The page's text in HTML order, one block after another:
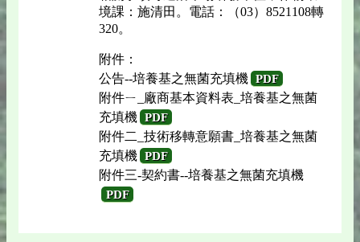
境課：施清田。電話：（03）8521108轉
320。
附件：
公告--培養基之無菌充填機 PDF
附件ㄧ_廠商基本資料表_培養基之無菌
充填機 PDF
附件二_技術移轉意願書_培養基之無菌
充填機 PDF
附件三-契約書--培養基之無菌充填機
PDF